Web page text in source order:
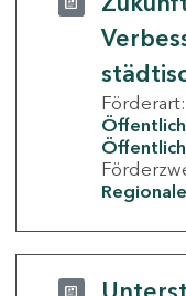
Förderart: